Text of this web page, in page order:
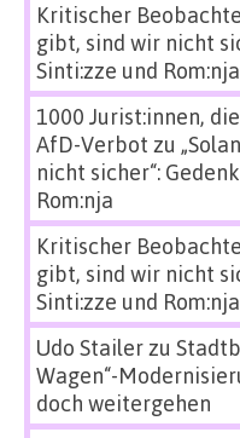
Kritischer
gibt, sind wir nicht
Sinti:zze und Rom:nja
1000 Jurist:innen,
AfD-Verbot zu
nicht sicher“:
Rom:nja
Kritischer
gibt, sind wir nicht
Sinti:zze und Rom:nja
Udo Stailerzu
Wagen“-
doch weitergehen